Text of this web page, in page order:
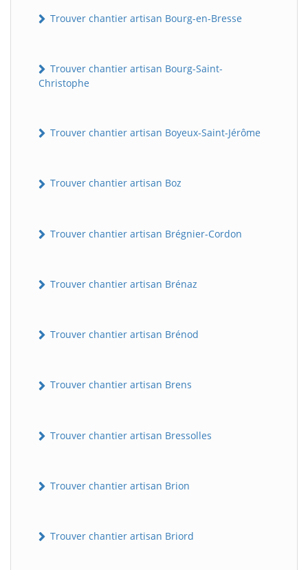
Trouver chantier artisan Bourg-en-Bresse
Trouver chantier artisan Bourg-Saint-
Christophe
Trouver chantier artisan Boyeux-Saint-Jérôme
Trouver chantier artisan Boz
Trouver chantier artisan Brégnier-Cordon
Trouver chantier artisan Brénaz
Trouver chantier artisan Brénod
Trouver chantier artisan Brens
Trouver chantier artisan Bressolles
Trouver chantier artisan Brion
Trouver chantier artisan Briord